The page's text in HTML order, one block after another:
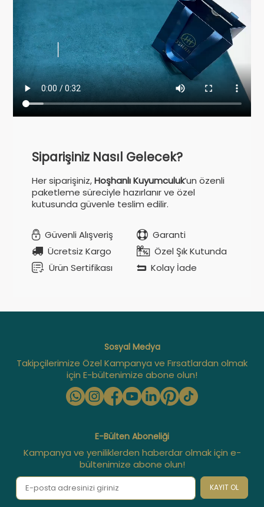
Siparişiniz Nasıl Gelecek?
Her siparişiniz,Hoşhanlı Kuyumculuk’un özenli
paketleme süreciyle hazırlanır ve özel
kutusunda güvenle teslim edilir.
Güvenli Alışveriş
Garanti
Ücretsiz Kargo
Özel Şık Kutunda
Ürün Sertifikası
Kolay İade
Sosyal Medya
Takipçilerimize Özel Kampanya ve Fırsatlardan olmak
için E-bültenimize abone olun!
E-Bülten Aboneliği
Kampanya ve yeniliklerden haberdar olmak için e-
bültenimize abone olun!
KAYIT OL